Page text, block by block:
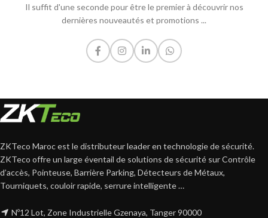
Il suffit d'une seconde pour être le premier à découvrir nos
dernières nouveautés et promotions ...
ZKTeco Maroc est le distributeur leader en technologie de sécurité.
ZKTeco offre un large éventail de solutions de sécurité sur Contrôle
d’accès, Pointeuse, Barrière Parking, Détecteurs de Métaux,
Tourniquets, couloir rapide, serrure intelligente …
Nº12 Lot, Zone Industrielle Gzenaya, Tanger 90000